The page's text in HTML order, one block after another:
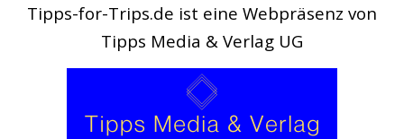
Tipps-for-Trips.de ist eine Webpräsenz von
Tipps Media & Verlag UG